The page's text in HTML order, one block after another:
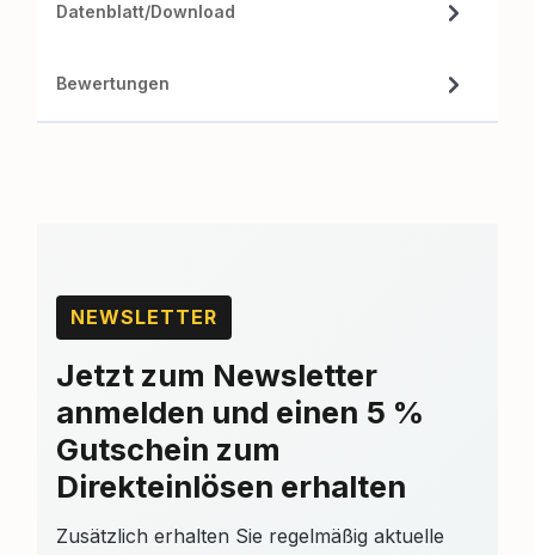
Datenblatt/Download
Bewertungen
NEWSLETTER
Jetzt zum Newsletter
anmelden und einen 5 %
Gutschein zum
Direkteinlösen erhalten
Zusätzlich erhalten Sie regelmäßig aktuelle